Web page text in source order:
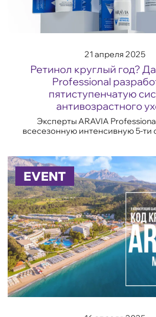
21 апреля 2025
Ретинол круглый год?
Professional
пятиступенчатую
антивозрастного
Эксперты ARAVIA
всесезонную интенсивную 5-ти
ретинола Retinol L...
EVENT